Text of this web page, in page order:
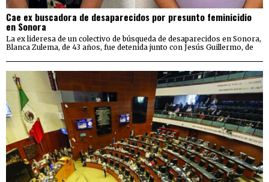
Cae ex buscadora de desaparecidos por presunto feminicidio
en Sonora
La ex lideresa de un colectivo de búsqueda de desaparecidos en Sonora,
Blanca Zulema, de 43 años, fue detenida junto con Jesús Guillermo, de